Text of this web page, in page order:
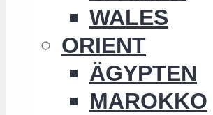
WALES
ORIENT
ÄGYPTEN
MAROKKO